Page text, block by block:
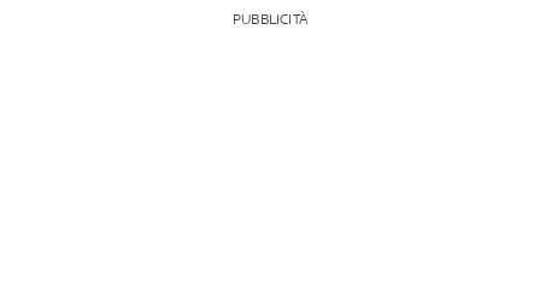
PUBBLICITÀ